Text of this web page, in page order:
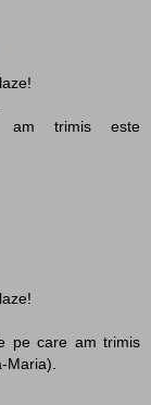
trimis este
pe care am trimis